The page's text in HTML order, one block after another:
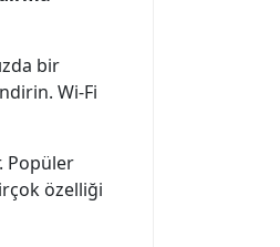
bir
Wi-Fi
Popüler
özelliği